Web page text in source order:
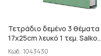
Τετράδιο δεμένο 3 θέματα
17x25cm λευκό 1 τεμ. Salko
Colorline 7969
Κωδ.:1043430